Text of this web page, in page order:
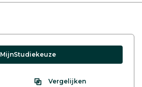
MijnStudiekeuze
Vergelijken